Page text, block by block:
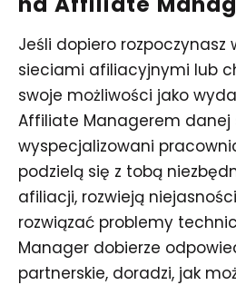
Jeśli dopiero rozpoczynasz
sieciami afiliacyjnymi lub
swoje możliwości jako
Affiliate Managerem danej
wyspecjalizowani
podzielą się z tobą
afiliacji, rozwieją
rozwiązać problemy
Manager dobierze
partnerskie, doradzi, jak